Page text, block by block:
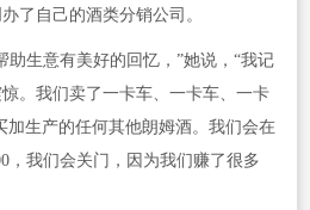
了自己的酒类分销公司。
助生意有美好的回忆，”她说，“我记
。我们卖了一卡车、一卡车、一卡
加生产的任何其他朗姆酒。我们会在
，我们会关门，因为我们赚了很多